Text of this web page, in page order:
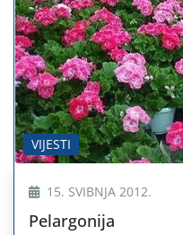
VIJESTI
15. SVIBNJA 2012.
Pelargonija